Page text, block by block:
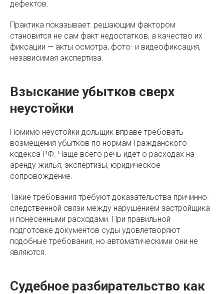
дефектов.
Практика показывает: решающим фактором
становится не сам факт недостатков, а качество их
фиксации — акты осмотра, фото- и видеофиксация,
независимая экспертиза.
Взыскание убытков сверх
неустойки
Помимо неустойки дольщик вправе требовать
возмещения убытков по нормам Гражданского
кодекса РФ. Чаще всего речь идет о расходах на
аренду жилья, экспертизы, юридическое
сопровождение.
Такие требования требуют доказательства причинно-
следственной связи между нарушением застройщика
и понесенными расходами. При правильной
подготовке документов суды удовлетворяют
подобные требования, но автоматическими они не
являются.
Судебное разбирательство как